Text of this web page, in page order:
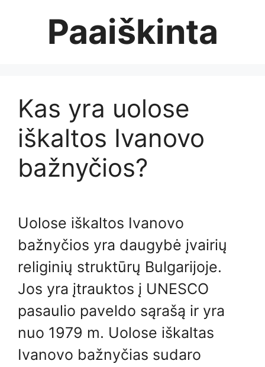
Paaiškinta
Kas yra uolose
iškaltos Ivanovo
bažnyčios?
Uolose iškaltos Ivanovo
bažnyčios yra daugybė įvairių
religinių struktūrų Bulgarijoje.
Jos yra įtrauktos į UNESCO
pasaulio paveldo sąrašą ir yra
nuo 1979 m. Uolose iškaltas
Ivanovo bažnyčias sudaro